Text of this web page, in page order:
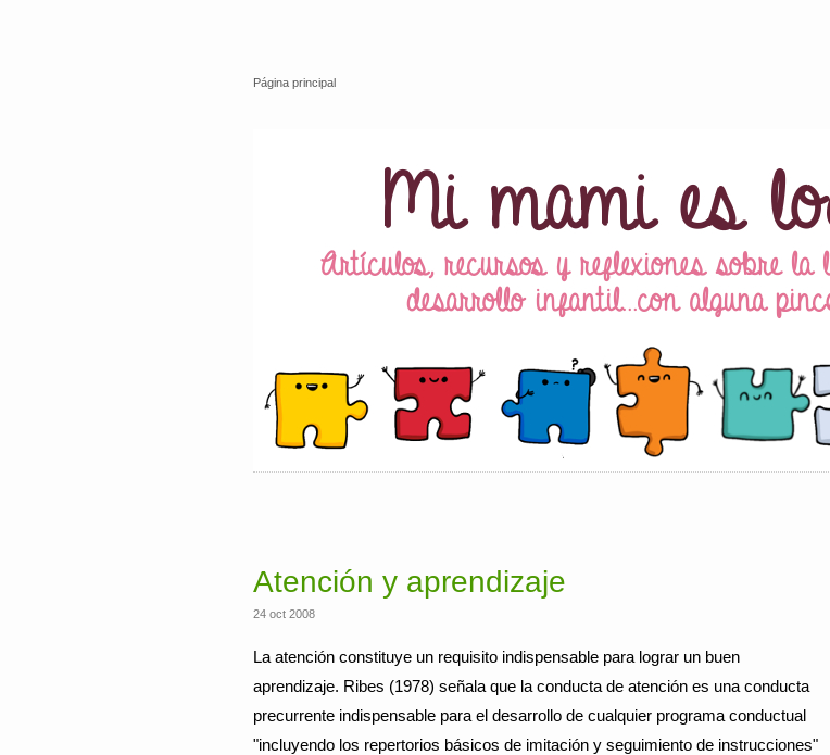
Página principal
Atención y aprendizaje
24 oct 2008
La atención constituye un requisito indispensable para lograr un buen
aprendizaje. Ribes (1978) señala que la conducta de atención es una conducta
precurrente indispensable para el desarrollo de cualquier programa conductual
"incluyendo los repertorios básicos de imitación y seguimiento de instrucciones"